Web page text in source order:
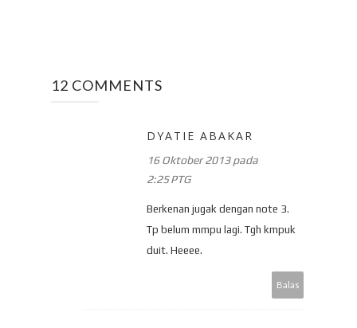
12 COMMENTS
DYATIE ABAKAR
16 Oktober 2013 pada
2:25 PTG
Berkenan jugak dengan note 3.
Tp belum mmpu lagi. Tgh kmpuk
duit. Heeee.
Balas